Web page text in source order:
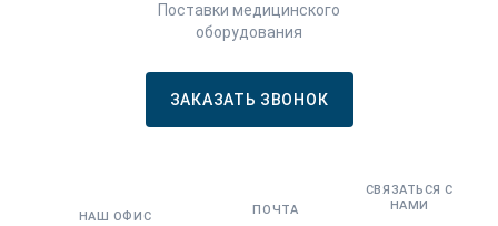
Поставки медицинского
оборудования
ЗАКАЗАТЬ ЗВОНОК
НАШ ОФИС ПОЧТА
СВЯЗАТЬСЯ С
НАМИ